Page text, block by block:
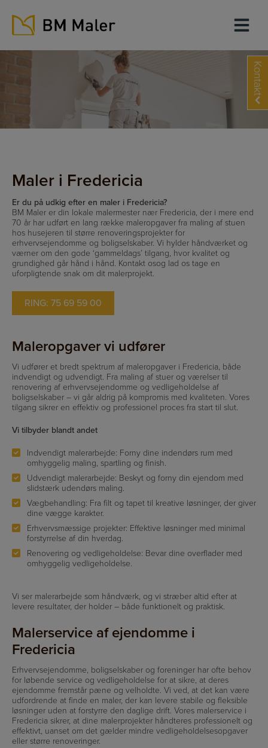
indholdet
Maler i Fredericia
Er du på udkig efter en maler i Fredericia?
BM Maler er din lokale malermester nær Fredericia, der i mere end
70 år har udført en lang række maleropgaver fra maling af stuen
hos husejeren til større renoveringsprojekter for
erhvervsejendomme og boligselskaber. Vi hylder håndværket og
værner om den gode ‘gammeldags’ tilgang, hvor kvalitet og
grundighed går hånd i hånd. Kontakt osog lad os tage en
uforpligtende snak om dit malerprojekt.
RING: 75 69 59 00
Maleropgaver vi udfører
Vi udfører et bredt spektrum af maleropgaver i Fredericia, både
indvendigt og udvendigt. Fra maling af stuer og værelser til
renovering af erhvervsejendomme og vedligeholdelse af
boligselskaber – vi går aldrig på kompromis med kvaliteten. Vores
tilgang sikrer en effektiv og professionel proces fra start til slut.
Vi tilbyder blandt andet
Indvendigt malerarbejde: Forny dine indendørs rum med
omhyggelig maling, spartling og finish.
Udvendigt malerarbejde: Beskyt og forny din ejendom med
slidstærk udendørs maling.
Vægbehandling: Fra filt og tapet til kreative løsninger, der giver
dine vægge karakter.
Erhvervsmæssige projekter: Effektive løsninger med minimal
forstyrrelse af din hverdag.
Renovering og vedligeholdelse: Bevar dine overflader med
omhyggelig vedligeholdelse.
Vi ser malerarbejde som håndværk, og vi stræber altid efter at
levere resultater, der holder – både funktionelt og praktisk.
Malerservice af ejendomme i
Fredericia
Erhvervsejendomme, boligselskaber og foreninger har ofte behov
for løbende service og vedligeholdelse for at sikre, at deres
ejendomme fremstår pæne og velholdte. Vi ved, at det kan være
udfordrende at finde en maler, der kan levere stabile og fleksible
løsninger uden at forstyrre den daglige drift. Vores malerservice i
Fredericia sikrer, at dine malerprojekter håndteres professionelt og
effektivt, uanset om det gælder mindre vedligeholdelsesopgaver
eller større renoveringer.
Kontakt